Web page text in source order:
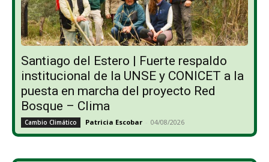
Santiago del Estero | Fuerte respaldo
institucional de la UNSE y CONICET a la
puesta en marcha del proyecto Red
Bosque – Clima
Cambio Climático Patricia Escobar - 04/08/2026